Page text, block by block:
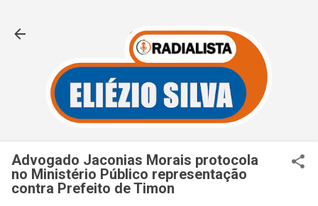
Advogado Jaconias Morais protocola
no Ministério Público representação
contra Prefeito de Timon